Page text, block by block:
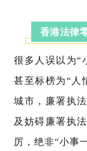
香港法律
很多人误以为“
甚至标榜为“人
城市，廉署执
及妨碍廉署执
厉，绝非“小事